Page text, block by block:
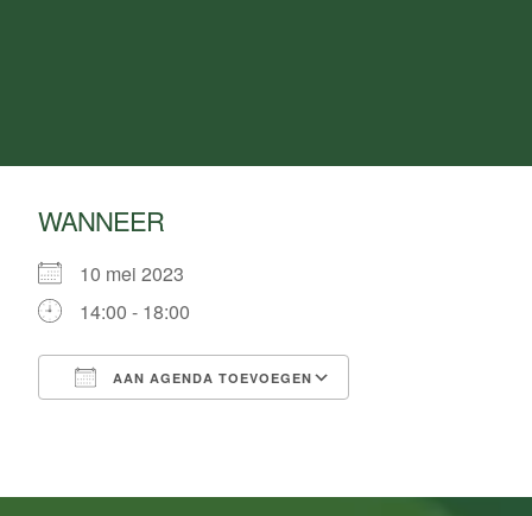
WANNEER
10 mei 2023
14:00 - 18:00
AAN AGENDA TOEVOEGEN